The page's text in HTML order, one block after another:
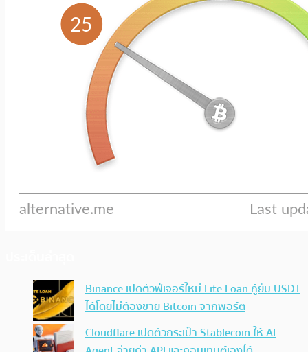
Binance เปิดตัวฟีเจอร์ใหม่ Lite Loan กู้ยืม USDT
ได้โดยไม่ต้องขาย Bitcoin จากพอร์ต
Cloudflare เปิดตัวกระเป๋า Stablecoin ให้ AI